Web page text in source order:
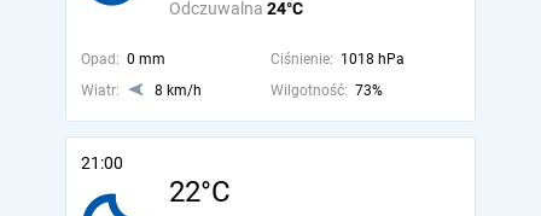
Odczuwalna 24°C
Opad: 0 mm Ciśnienie: 1018 hPa
Wiatr:
8 km/h Wilgotność: 73%
21:00
22°C